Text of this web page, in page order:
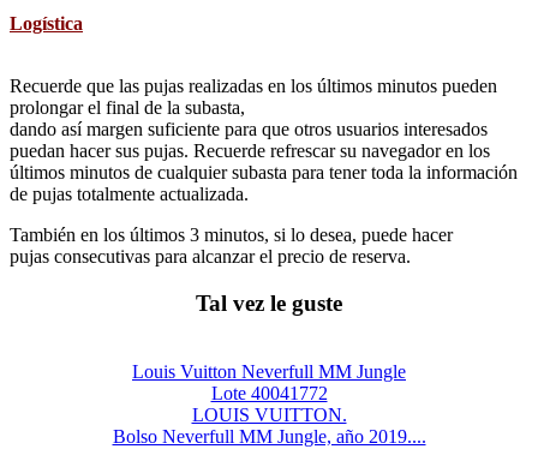
Logística
Recuerde que las pujas realizadas en los últimos minutos pueden
prolongar el final de la subasta,
dando así margen suficiente para que otros usuarios interesados
puedan hacer sus pujas. Recuerde refrescar su navegador en los
últimos minutos de cualquier subasta para tener toda la información
de pujas totalmente actualizada.
También en los últimos 3 minutos, si lo desea, puede hacer
pujas consecutivas para alcanzar el precio de reserva.
Tal vez le guste
Louis Vuitton Neverfull MM Jungle
Lote 40041772
LOUIS VUITTON.
Bolso Neverfull MM Jungle, año 2019....